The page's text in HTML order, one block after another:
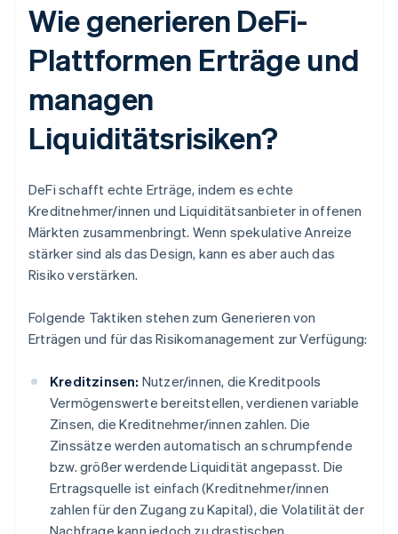
Wie generieren DeFi-
Plattformen Erträge und
managen
Liquiditätsrisiken?
DeFi schafft echte Erträge, indem es echte
Kreditnehmer/innen und Liquiditätsanbieter in offenen
Märkten zusammenbringt. Wenn spekulative Anreize
stärker sind als das Design, kann es aber auch das
Risiko verstärken.
Folgende Taktiken stehen zum Generieren von
Erträgen und für das Risikomanagement zur Verfügung:
Kreditzinsen: Nutzer/innen, die Kreditpools
Vermögenswerte bereitstellen, verdienen variable
Zinsen, die Kreditnehmer/innen zahlen. Die
Zinssätze werden automatisch an schrumpfende
bzw. größer werdende Liquidität angepasst. Die
Ertragsquelle ist einfach (Kreditnehmer/innen
zahlen für den Zugang zu Kapital), die Volatilität der